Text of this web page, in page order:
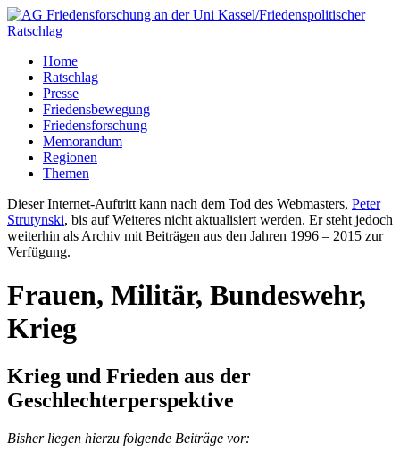
Home
Ratschlag
Presse
Friedensbewegung
Friedensforschung
Memorandum
Regionen
Themen
Dieser Internet-Auftritt kann nach dem Tod des Webmasters, Peter
Strutynski, bis auf Weiteres nicht aktualisiert werden. Er steht jedoch
weiterhin als Archiv mit Beiträgen aus den Jahren 1996 – 2015 zur
Verfügung.
Frauen, Militär, Bundeswehr,
Krieg
Krieg und Frieden aus der
Geschlechterperspektive
Bisher liegen hierzu folgende Beiträge vor: